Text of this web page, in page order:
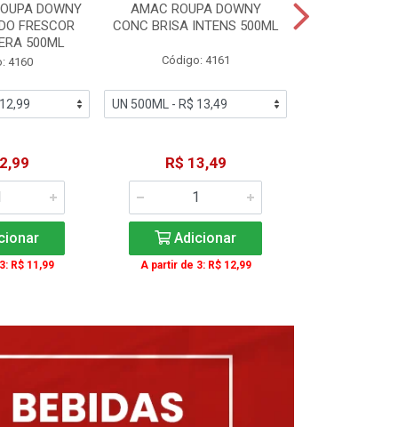
DOWNY
FRESCOR
500ML
4160
R$ 11,99
AMAC ROUPA DOWNY
CONC BRISA INTENS 500ML
Código: 4161
R$ 13,49
Adicionar
A partir de 3: R$ 12,99